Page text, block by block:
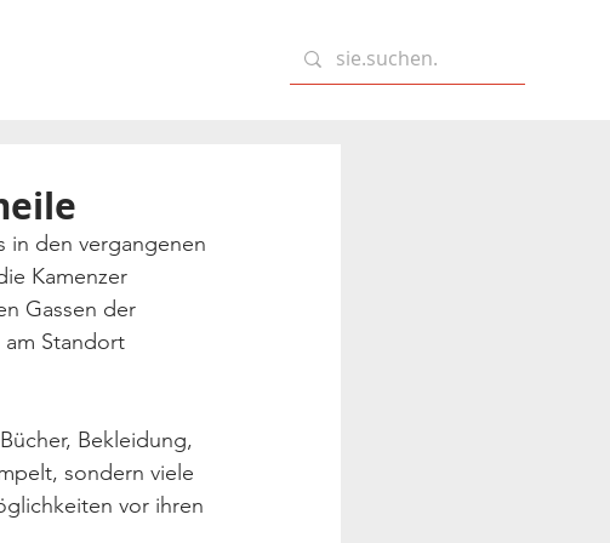
in den vergangenen
Kamenzer
Gassen der
Standort
Bekleidung,
sondern viele
vor ihren